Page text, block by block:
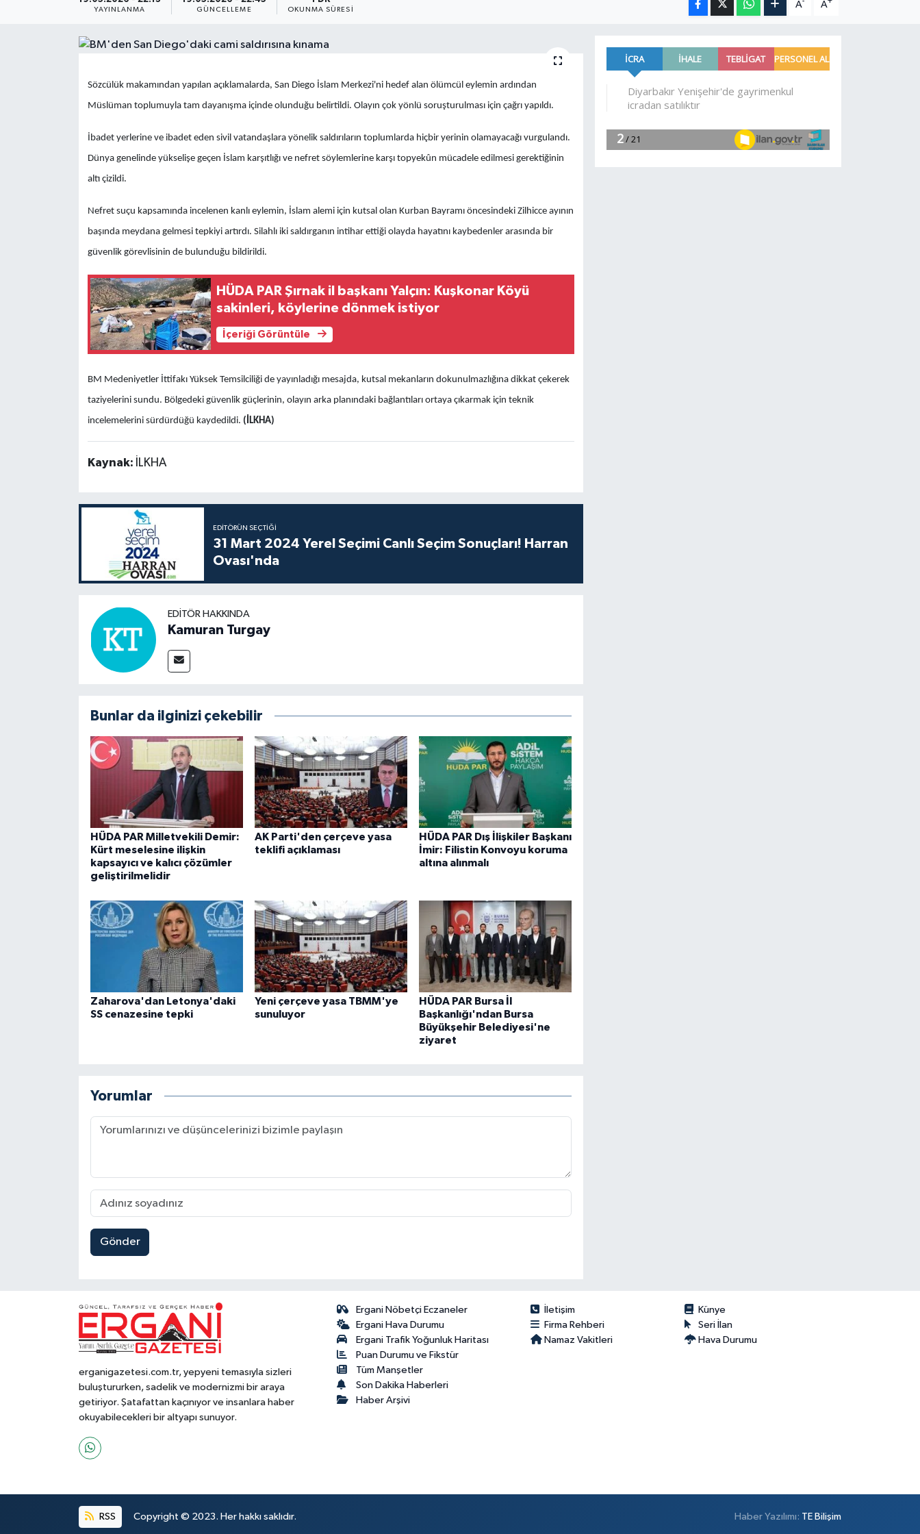
YAYINLANMA GÜNCELLEME OKUNMA SÜRESI
A A
Sözcülük makamından yapılan açıklamalarda, San Diego İslam Merkezi'ni hedef alan ölümcül eylemin ardından
Müslüman toplumuyla tam dayanışma içinde olunduğu belirtildi. Olayın çok yönlü soruşturulması için çağrı yapıldı.
İbadet yerlerine ve ibadet eden sivil vatandaşlara yönelik saldırıların toplumlarda hiçbir yerinin olamayacağı vurgulandı.
Dünya genelinde yükselişe geçen İslam karşıtlığı ve nefret söylemlerine karşı topyekûn mücadele edilmesi gerektiğinin
altı çizildi.
Nefret suçu kapsamında incelenen kanlı eylemin, İslam alemi için kutsal olan Kurban Bayramı öncesindeki Zilhicce ayının
başında meydana gelmesi tepkiyi artırdı. Silahlı iki saldırganın intihar ettiği olayda hayatını kaybedenler arasında bir
güvenlik görevlisinin de bulunduğu bildirildi.
HÜDA PAR Şırnak il başkanı Yalçın: Kuşkonar Köyü
sakinleri, köylerine dönmek istiyor
İçeriği Görüntüle
BM Medeniyetler İttifakı Yüksek Temsilciliği de yayınladığı mesajda, kutsal mekanların dokunulmazlığına dikkat çekerek
taziyelerini sundu. Bölgedeki güvenlik güçlerinin, olayın arka planındaki bağlantıları ortaya çıkarmak için teknik
incelemelerini sürdürdüğü kaydedildi. (İLKHA)
Kaynak: İLKHA
EDITÖRÜN SEÇTIĞI
31 Mart 2024 Yerel Seçimi Canlı Seçim Sonuçları! Harran
Ovası'nda
EDITÖR HAKKINDA
Kamuran Turgay
Bunlar da ilginizi çekebilir
HÜDA PAR Milletvekili Demir:
Kürt meselesine ilişkin
kapsayıcı ve kalıcı çözümler
geliştirilmelidir
AK Parti'den çerçeve yasa
teklifi açıklaması
HÜDA PAR Dış İlişkiler Başkanı
İmir: Filistin Konvoyu koruma
altına alınmalı
Zaharova'dan Letonya'daki
SS cenazesine tepki
Yeni çerçeve yasa TBMM'ye
sunuluyor
HÜDA PAR Bursa İl
Başkanlığı'ndan Bursa
Büyükşehir Belediyesi'ne
ziyaret
Yorumlar
Gönder
erganigazetesi.com.tr, yepyeni temasıyla sizleri
buluştururken, sadelik ve modernizmi bir araya
getiriyor. Şatafattan kaçınıyor ve insanlara haber
okuyabilecekleri bir altyapı sunuyor.
Ergani Nöbetçi Eczaneler
Ergani Hava Durumu
Ergani Trafik Yoğunluk Haritası
Puan Durumu ve Fikstür
Tüm Manşetler
Son Dakika Haberleri
Haber Arşivi
İletişim
Künye
Firma Rehberi
Seri İlan
Namaz Vakitleri
Hava Durumu
RSS Copyright © 2023. Her hakkı saklıdır. Haber Yazılımı: TE Bilişim